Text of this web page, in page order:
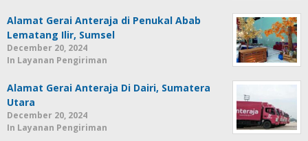
Alamat Gerai Anteraja di Penukal Abab
Lematang Ilir, Sumsel
December 20, 2024
In Layanan Pengiriman
Alamat Gerai Anteraja Di Dairi, Sumatera
Utara
December 20, 2024
In Layanan Pengiriman